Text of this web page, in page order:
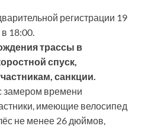
регистрации 19
18:00.
трассы в
спуск,
санкции.
замером времени
имеющие велосипед
не менее 26 дюймов,